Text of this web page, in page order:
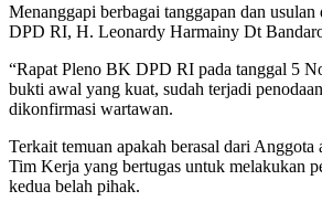
Menanggapi berbagai tanggapan dan
DPD RI, H. Leonardy Harmainy Dt
“Rapat Pleno BK DPD RI pada tanggal 5
bukti awal yang kuat, sudah terjadi
dikonfirmasi wartawan.
Terkait temuan apakah berasal dari
Tim Kerja yang bertugas untuk melakukan
kedua belah pihak.